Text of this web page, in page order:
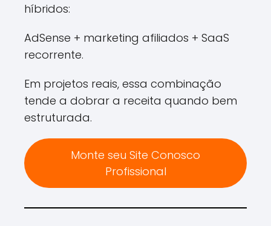
híbridos:
AdSense + marketing afiliados + SaaS
recorrente.
Em projetos reais, essa combinação
tende a dobrar a receita quando bem
estruturada.
Monte seu Site Conosco
Profissional